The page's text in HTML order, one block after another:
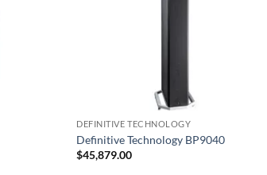
DEFINITIVE TECHNOLOGY
Definitive Technology BP9040
$45,879.00